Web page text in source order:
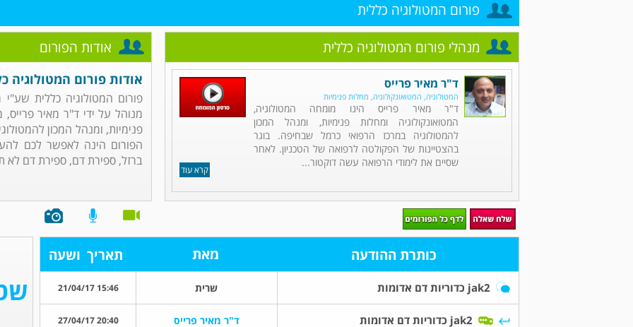
פורום המטולוגיה כללית
אודות הפורום
אודות פורום המטולוגיה
פורום המטולוגיה כללית
מנוהל על ידי ד"ר מאיר פרייס,
פנימיות, ומנהל המכון
הפורום הינה לאפשר לכם
ברזל, ספירת דם, ספירת דם לא
מנהלי פורום המטולוגיה כללית
קרא עוד
ד"ר מאיר פרייס
המטולוגיה, המטואונקולוגיה, מחלות פנימיות
ד"ר מאיר פרייס הינו מומחה המטולוגיה,
המטואונקולוגיה ומחלות פנימיות, ומנהל המכון
להמטולוגיה במרכז הרפואי כרמל שבחיפה. בוגר
בהצטיינות של הפקולטה לרפואה של הטכניון. לאחר
שסיים את לימודי הרפואה עשה דוקטור...
כותרת ההודעה מאת תאריך ושעה
jak2 כדוריות דם אדומות שרית 15:46 21/04/17
jak2 כדוריות דם אדומות ד"ר מאיר פרייס 20:40 27/04/17